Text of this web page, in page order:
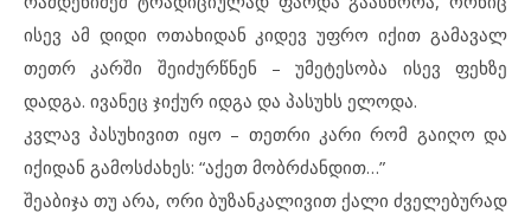
ისევ ამ დიდი ოთახიდან კიდევ უფრო იქით გამავალ
თეთრ კარში შეიძურწნენ – უმეტესობა ისევ ფეხზე
დადგა. ივანეც ჯიქურ იდგა და პასუხს ელოდა.
კვლავ პასუხივით იყო – თეთრი კარი რომ გაიღო და
იქიდან გამოსძახეს: “აქეთ მობრძანდით…”
შეაბიჯა თუ არა, ორი ბუზანკალივით ქალი ძველებურად